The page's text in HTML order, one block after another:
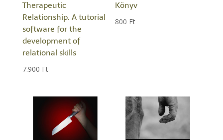
Therapeutic
Relationship. A tutorial
software for the
development of
relational skills
7.900 Ft
Könyv
800 Ft